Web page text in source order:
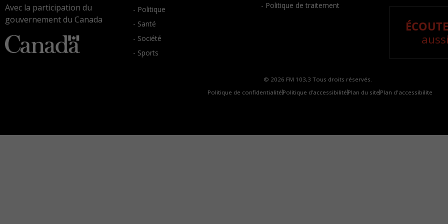
Avec la participation du
gouvernement du Canada
- Politique
- Santé
- Société
- Sports
- Politique de traitement
© 2026 FM 103,3 Tous droits réservés.
Politique de confidentialité Politique d’accessibilité Plan du site Plan d'accessibilite